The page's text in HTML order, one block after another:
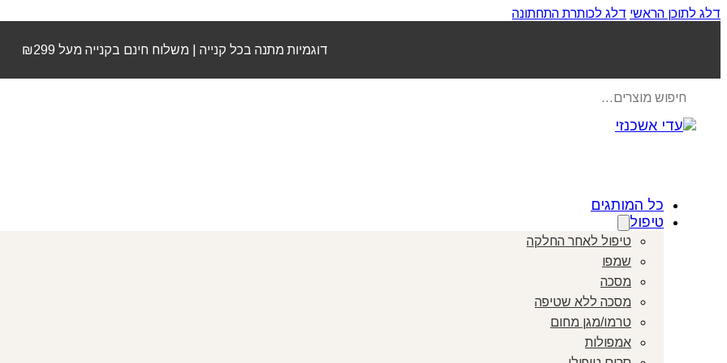
דלג לתוכן הראשי דלג לכותרת התחתונה
דוגמיות מתנה בכל קנייה | משלוח חינם בקנייה מעל ₪299
search
כל המותגים
טיפול
טיפול לאחר החלקה
שמפו
מסכה
מסכה ללא שטיפה
טרמו/מגן מחום
אמפולות